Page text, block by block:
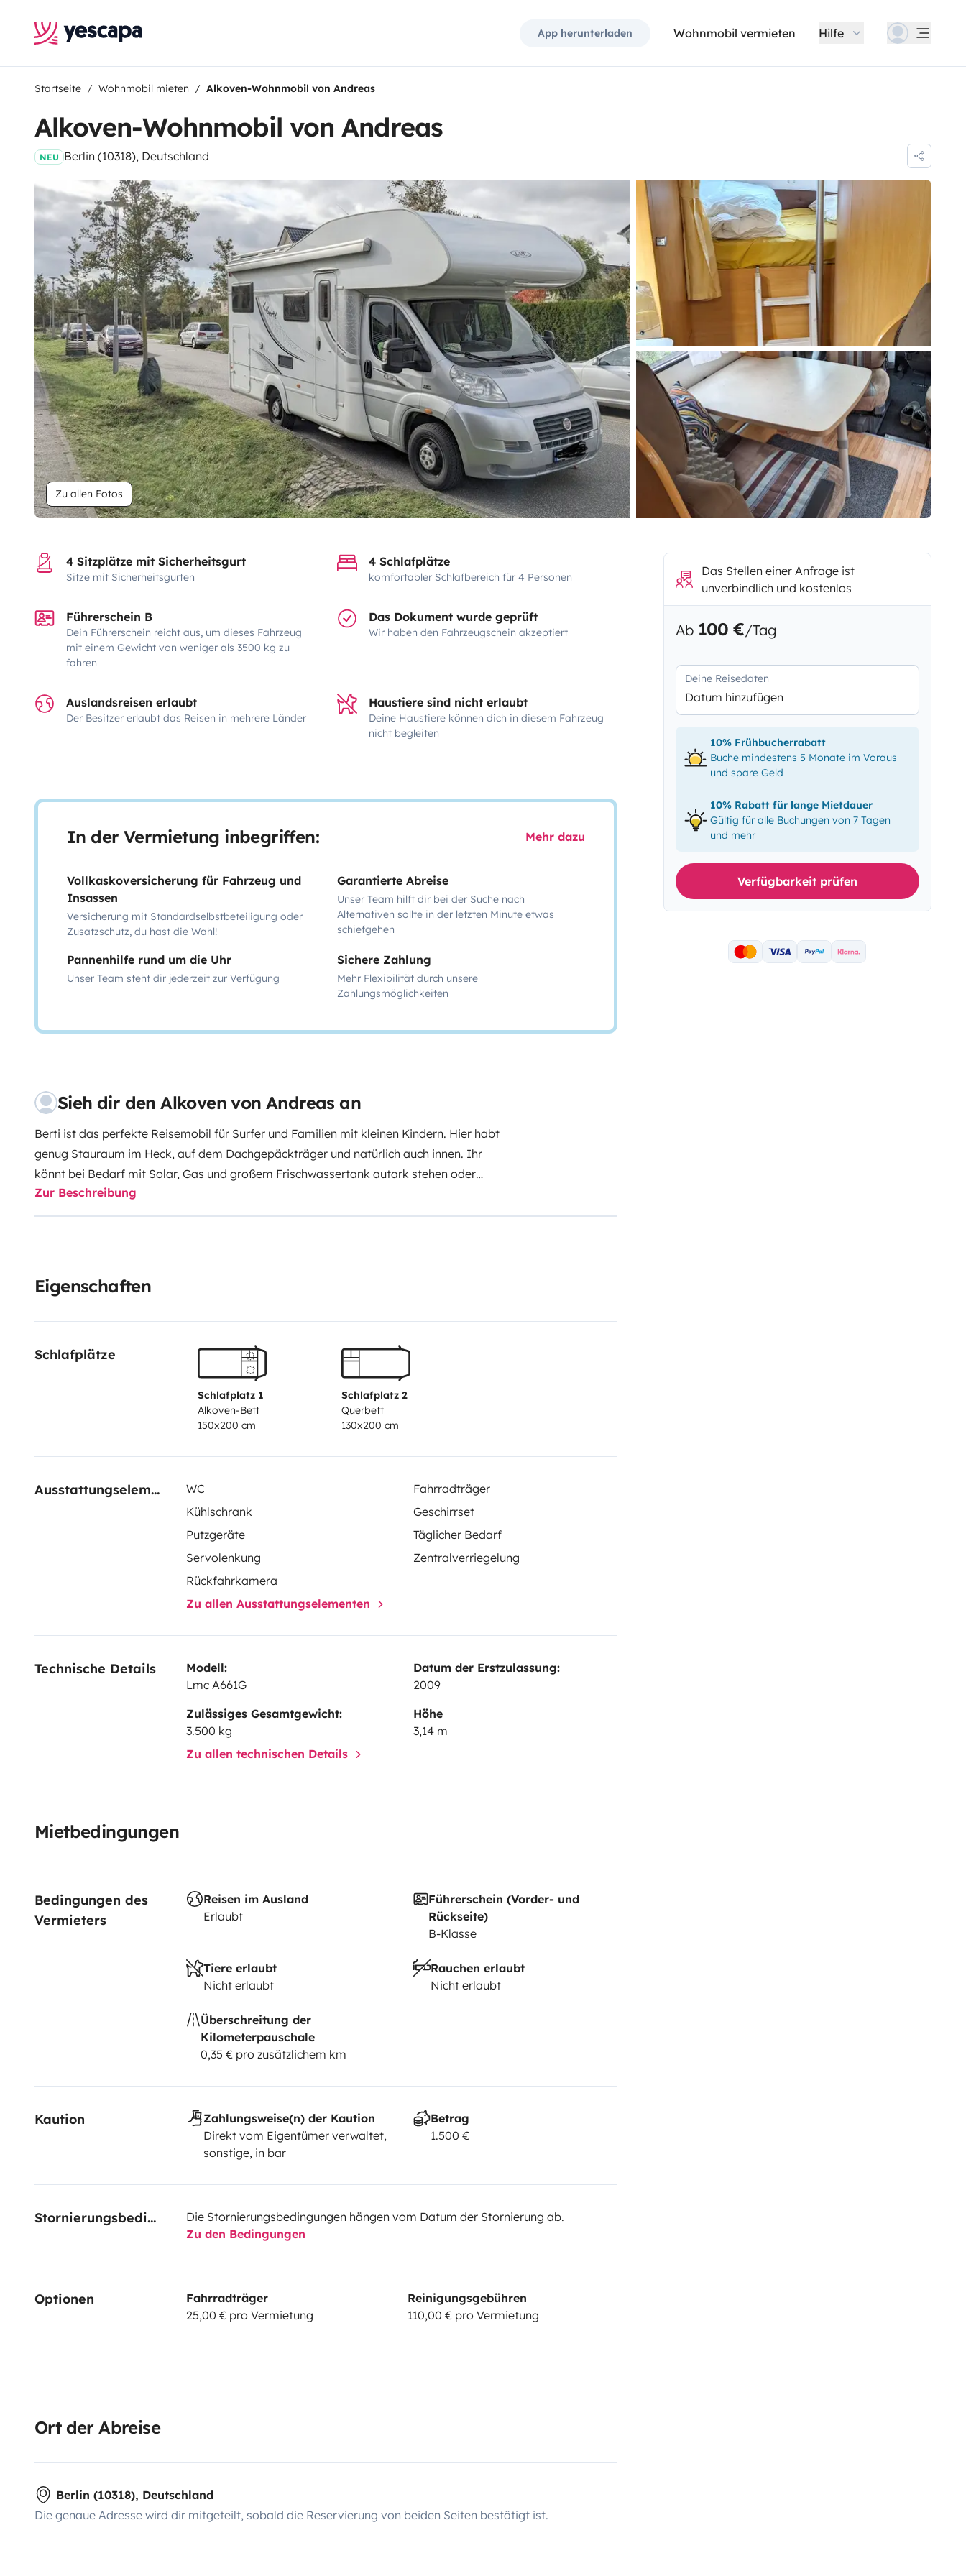
App herunterladen Wohnmobil vermieten Hilfe
Startseite Wohnmobil mieten Alkoven-Wohnmobil von Andreas
Alkoven-Wohnmobil von Andreas
NEU Berlin (10318), Deutschland
Zu allen Fotos
4 Sitzplätze mit Sicherheitsgurt
Sitze mit Sicherheitsgurten
4 Schlafplätze
komfortabler Schlafbereich für 4 Personen
Führerschein B
Dein Führerschein reicht aus, um dieses Fahrzeug
mit einem Gewicht von weniger als 3500 kg zu
fahren
Das Dokument wurde geprüft
Wir haben den Fahrzeugschein akzeptiert
Auslandsreisen erlaubt
Der Besitzer erlaubt das Reisen in mehrere Länder
Haustiere sind nicht erlaubt
Deine Haustiere können dich in diesem Fahrzeug
nicht begleiten
In der Vermietung inbegriffen: Mehr dazu
Vollkaskoversicherung für Fahrzeug und
Insassen
Versicherung mit Standardselbstbeteiligung oder
Zusatzschutz, du hast die Wahl!
Garantierte Abreise
Unser Team hilft dir bei der Suche nach
Alternativen sollte in der letzten Minute etwas
schiefgehen
Pannenhilfe rund um die Uhr
Unser Team steht dir jederzeit zur Verfügung
Sichere Zahlung
Mehr Flexibilität durch unsere
Zahlungsmöglichkeiten
Sieh dir den Alkoven von Andreas an
Berti ist das perfekte Reisemobil für Surfer und Familien mit kleinen Kindern. Hier habt
genug Stauraum im Heck, auf dem Dachgepäckträger und natürlich auch innen. Ihr
könnt bei Bedarf mit Solar, Gas und großem Frischwassertank autark stehen oder
einen Stellplatz mit Landstrom ansteuern.
Höhle für die Kleinen. Das Querbett hinten ist 1,30m breit und nicht minder gemütlich.
Zur Beschreibung
Eigenschaften
Schlafplätze
Schlafplatz 1
Alkoven-Bett
150x200 cm
Schlafplatz 2
Querbett
130x200 cm
Ausstattungselemente WC
Fahrradträger
Kühlschrank
Geschirrset
Putzgeräte
Täglicher Bedarf
Servolenkung
Zentralverriegelung
Rückfahrkamera
Zu allen Ausstattungselementen
Technische Details
Modell:
Lmc A661G
Datum der Erstzulassung:
2009
Zulässiges Gesamtgewicht:
3.500 kg
Höhe
3,14 m
Zu allen technischen Details
Mietbedingungen
Bedingungen des
Vermieters
Reisen im Ausland
Erlaubt
Führerschein (Vorder- und
Rückseite)
B-Klasse
Tiere erlaubt
Nicht erlaubt
Rauchen erlaubt
Nicht erlaubt
Überschreitung der
Kilometerpauschale
0,35 € pro zusätzlichem km
Kaution
Zahlungsweise(n) der Kaution
Direkt vom Eigentümer verwaltet,
sonstige, in bar
Betrag
1.500 €
Stornierungsbedingungen
Die Stornierungsbedingungen hängen vom Datum der Stornierung ab.
Zu den Bedingungen
Optionen
Fahrradträger
25,00 € pro Vermietung
Reinigungsgebühren
110,00 € pro Vermietung
Ort der Abreise
Berlin (10318), Deutschland
Die genaue Adresse wird dir mitgeteilt, sobald die Reservierung von beiden Seiten bestätigt ist.
Das Stellen einer Anfrage ist
unverbindlich und kostenlos
Ab 100 €/Tag
Deine Reisedaten
Datum hinzufügen
10% Frühbucherrabatt
Buche mindestens 5 Monate im Voraus
und spare Geld
10% Rabatt für lange Mietdauer
Gültig für alle Buchungen von 7 Tagen
und mehr
Verfügbarkeit prüfen